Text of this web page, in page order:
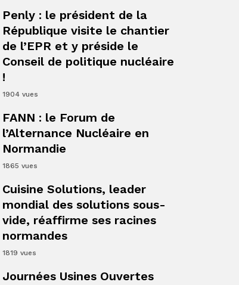
Penly : le président de la
République visite le chantier
de l’EPR et y préside le
Conseil de politique nucléaire
!
1904 vues
FANN : le Forum de
l’Alternance Nucléaire en
Normandie
1865 vues
Cuisine Solutions, leader
mondial des solutions sous-
vide, réaffirme ses racines
normandes
1819 vues
Journées Usines Ouvertes